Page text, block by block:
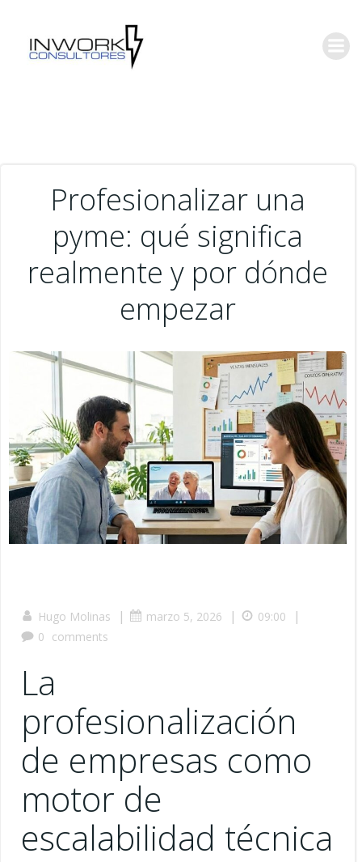
Profesionalizar una
pyme: qué significa
realmente y por dónde
empezar
Hugo Molinas | marzo 5, 2026 | 09:00 |
0 comments
La
profesionalización
de empresas como
motor de
escalabilidad técnica